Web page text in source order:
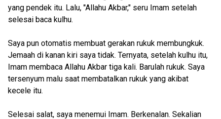
yang pendek itu. Lalu, "Allahu Akbar," seru Imam setelah
selesai baca kulhu.
Saya pun otomatis membuat gerakan rukuk membungkuk.
Jemaah di kanan kiri saya tidak. Ternyata, setelah kulhu itu,
Imam membaca Allahu Akbar tiga kali. Barulah rukuk. Saya
tersenyum malu saat membatalkan rukuk yang akibat
kecele itu.
Selesai salat, saya menemui Imam. Berkenalan. Sekalian